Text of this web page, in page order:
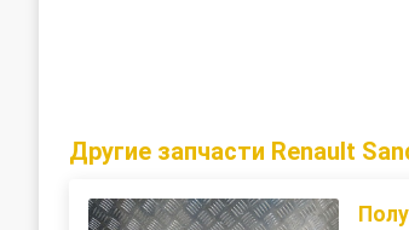
Другие запчасти Renault